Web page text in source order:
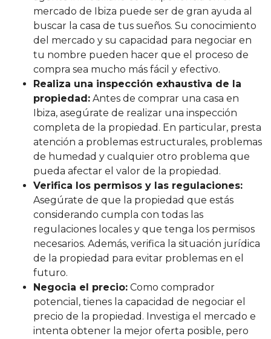
mercado de Ibiza puede ser de gran ayuda al
buscar la casa de tus sueños. Su conocimiento
del mercado y su capacidad para negociar en
tu nombre pueden hacer que el proceso de
compra sea mucho más fácil y efectivo.
Realiza una inspección exhaustiva de la
propiedad: Antes de comprar una casa en
Ibiza, asegúrate de realizar una inspección
completa de la propiedad. En particular, presta
atención a problemas estructurales, problemas
de humedad y cualquier otro problema que
pueda afectar el valor de la propiedad.
Verifica los permisos y las regulaciones:
Asegúrate de que la propiedad que estás
considerando cumpla con todas las
regulaciones locales y que tenga los permisos
necesarios. Además, verifica la situación jurídica
de la propiedad para evitar problemas en el
futuro.
Negocia el precio: Como comprador
potencial, tienes la capacidad de negociar el
precio de la propiedad. Investiga el mercado e
intenta obtener la mejor oferta posible, pero